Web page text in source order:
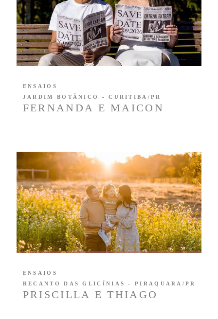
FERNANDA E MAICON
ENSAIOS
JARDIM BOTÂNICO - CURITIBA/PR
PRISCILLA E THIAGO
ENSAIOS
RECANTO DAS GLICÍNIAS - PIRAQUARA/PR